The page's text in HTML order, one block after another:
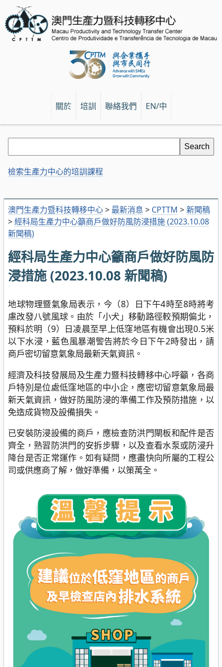
關於 培訓 聯絡我們 EN/中
澳門生產力暨科技轉移中心> 最新消息 > CPTTM >新聞稿
>經科局生產力中心籲商戶做好防風防浸措施 (2023.10.08
新聞稿)
經科局生產力中心籲商戶做好防風防
浸措施 (2023.10.08 新聞稿)
地球物理暨氣象局表示，今（8）日下午4時至8時將考
慮改發八號風球。由於「小犬」移動路徑較預期偏北，
預料於明（9）日凌晨至早上低窪地區有機會出現0.5米
以下水浸，藍色風暴潮警告將於今日下午2時發出，請
商戶密切留意氣象局最新天氣資訊。
經濟及科技發展局及生產力暨科技轉移中心呼籲，各商
戶特別是位處低窪地區的中小企，應密切留意氣象局最
新天氣資訊，做好防風防浸的準備工作及預防措施，以
免造成貨物及設備損失。
已安裝防浸設備的商戶，應檢查防洪門閘板和配件是否
齊全，熟習防洪門的安拆步驟，以及查看水泵或防浸升
降台是否正常運作。如有疑問，應盡快向所屬的工程公
司或供應商了解，做好準備，以策萬全。
檢索生產力中心的培訓課程